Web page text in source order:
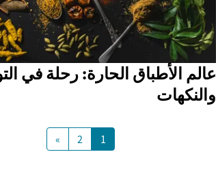
عالم الأطباق الحارة: رحلة في
والنكهات
1
2
»